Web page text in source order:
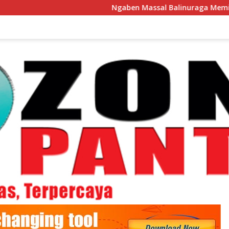
Ngaben Massal Balinuraga Memikat